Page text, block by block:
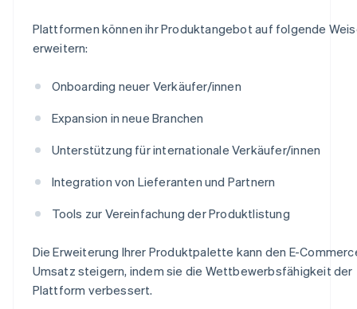
Plattformen können ihr Produktangebot auf folgende
erweitern:
Onboarding neuer Verkäufer/innen
Expansion in neue Branchen
Unterstützung für internationale Verkäufer/innen
Integration von Lieferanten und Partnern
Tools zur Vereinfachung der Produktlistung
Die Erweiterung Ihrer Produktpalette kann den E-
Umsatz steigern, indem sie die Wettbewerbsfähigkeit der
Plattform verbessert.